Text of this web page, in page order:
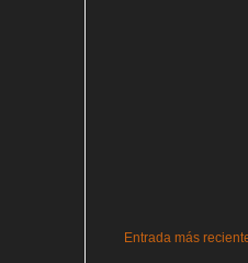
Entrada más